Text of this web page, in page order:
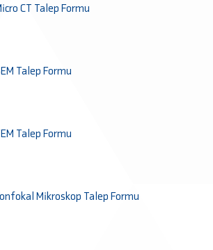
CT Talep Formu
Talep Formu
Talep Formu
Mikroskop Talep Formu